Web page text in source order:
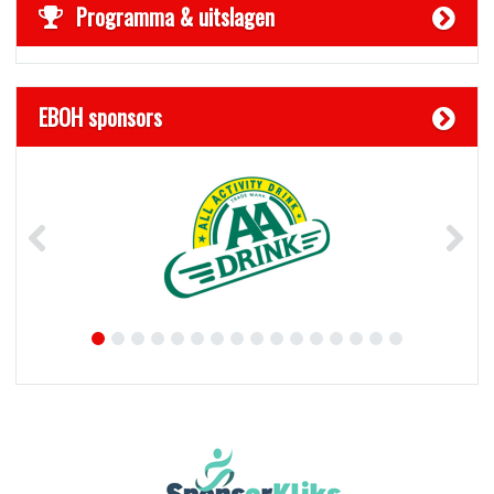
Programma & uitslagen
EBOH sponsors